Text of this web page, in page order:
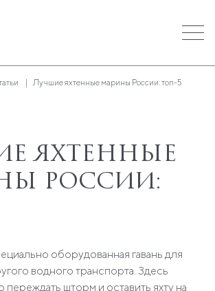
Лучшие яхтенные марины России: топ-5
ЯХТЕННЫЕ
РОССИИ:
оборудованная гавань для
водного транспорта. Здесь
шторм и оставить яхту на